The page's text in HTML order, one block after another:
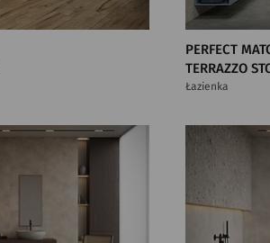
PERFECT
TERRAZZO
Łazienka